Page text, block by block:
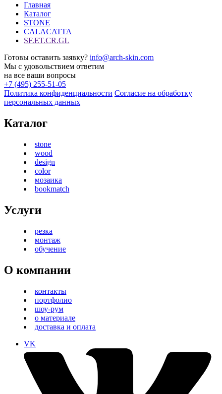
Главная
Каталог
STONE
CALACATTA
SF.ET.CR.GL
Готовы оставить заявку? info@arch-skin.com
Мы с удовольствием ответим
на все ваши вопросы
+7 (495) 255-51-05
Политика конфиденциальности Согласие на обработку
персональных данных
Каталог
stone
wood
design
color
мозаика
bookmatch
Услуги
резка
монтаж
обучение
О компании
контакты
портфолио
шоу-рум
о материале
доставка и оплата
VK